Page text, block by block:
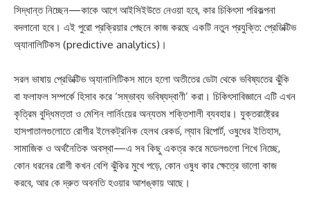
সিদ্ধান্ত নিচ্ছেন—কাকে আগে আইসিইউতে নেওয়া হবে, কার চিকিৎসা পরিকল্পনা
বদলানো হবে। এই পুরো প্রক্রিয়ার পেছনে কাজ করছে একটি নতুন প্রযুক্তি: প্রেডিক্টিভ
অ্যানালিটিকস (predictive analytics)।
সরল ভাষায় প্রেডিক্টিভ অ্যানালিটিকস মানে হলো অতীতের ডেটা থেকে ভবিষ্যতের ঝুঁকি
বা ফলাফল সম্পর্কে হিসাব করে ‘সম্ভাব্য ভবিষ্যদ্বাণী’ করা। চিকিৎসাবিজ্ঞানে এটি এখন
কৃত্রিম বুদ্ধিমত্তা ও মেশিন লার্নিংয়ের অন্যতম শক্তিশালী ব্যবহার। যুক্তরাষ্ট্রের
হাসপাতালগুলোতে রোগীর ইলেকট্রনিক হেলথ রেকর্ড, ল্যাব রিপোর্ট, ওষুধের ইতিহাস,
সামাজিক ও অর্থনৈতিক অবস্থা—এ সব কিছু একত্র করে মডেলগুলো শিখে নিচ্ছে,
কোন ধরনের রোগী কখন বেশি ঝুঁকির মুখে পড়ে, কোন ওষুধ কার ক্ষেত্রে ভালো কাজ
করবে, আর কে দ্রুত অবনতি হওয়ার আশঙ্কায় আছে।